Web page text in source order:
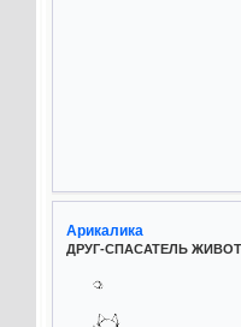
Арикалика
ДРУГ-СПАСАТЕЛЬ